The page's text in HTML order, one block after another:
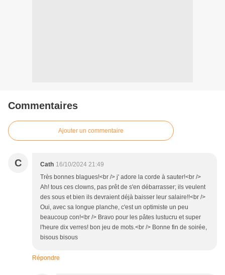
Commentaires
Ajouter un commentaire
C Cath 16/10/2024 21:49
Très bonnes blagues!<br /> j' adore la corde à sauter!<br />
Ah! tous ces clowns, pas prêt de s'en débarrasser; ils veulent
des sous et bien ils devraient déjà baisser leur salaire!!<br />
Oui, avec sa longue planche, c'est un optimiste un peu
beaucoup con!<br /> Bravo pour les pâtes lustucru et super
l'heure dix verres! bon jeu de mots.<br /> Bonne fin de soirée,
bisous bisous
Répondre